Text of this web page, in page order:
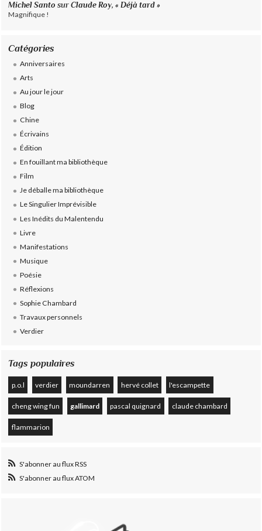
Michel Santo surClaude Roy, « Déjà tard »
Magnifique !
Catégories
Anniversaires
Arts
Au jour le jour
Blog
Chine
Écrivains
Édition
En fouillant ma bibliothèque
Film
Je déballe ma bibliothèque
Le Singulier Imprévisible
Les Inédits du Malentendu
Livre
Manifestations
Musique
Poésie
Réflexions
Sophie Chambard
Travaux personnels
Verdier
Tags populaires
p.o.l verdier moundarren hervé collet l'escampette
cheng wing fun gallimard pascal quignard claude chambard
flammarion
S'abonner au flux RSS
S'abonner au flux ATOM